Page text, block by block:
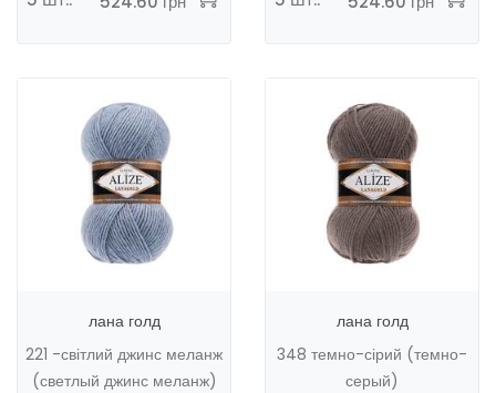
лана голд
221 -світлий джинс меланж
(светлый джинс меланж)
лана голд
348 темно-сірий (темно-
серый)